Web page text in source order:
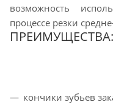
возможность
процессе резки
ПРЕИМУЩЕСТВА:
кончики зубьев